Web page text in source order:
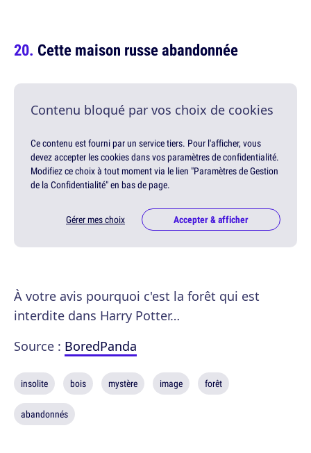
Cette maison russe abandonnée
Contenu bloqué par vos choix de cookies
Ce contenu est fourni par un service tiers. Pour l'afficher, vous
devez accepter les cookies dans vos paramètres de confidentialité.
Modifiez ce choix à tout moment via le lien "Paramètres de Gestion
de la Confidentialité" en bas de page.
Gérer mes choix Accepter & afficher
À votre avis pourquoi c'est la forêt qui est
interdite dans Harry Potter…
Source : BoredPanda
insolite bois mystère image forêt
abandonnés